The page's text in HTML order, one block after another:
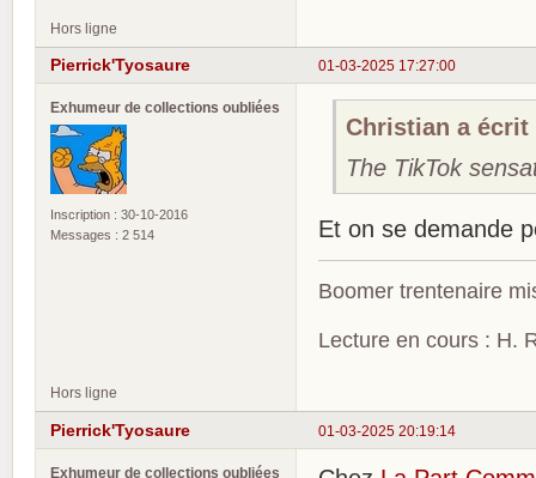
Hors ligne
01-03-2025 17:27:00
Pierrick'Tyosaure
Exhumeur de collections oubliées
Inscription : 30-10-2016
Messages : 2 514
Christian a écrit
The TikTok
Et on se demande
Boomer trentenaire
Lecture en cours : H.
Hors ligne
01-03-2025 20:19:14
Pierrick'Tyosaure
Exhumeur de collections oubliées